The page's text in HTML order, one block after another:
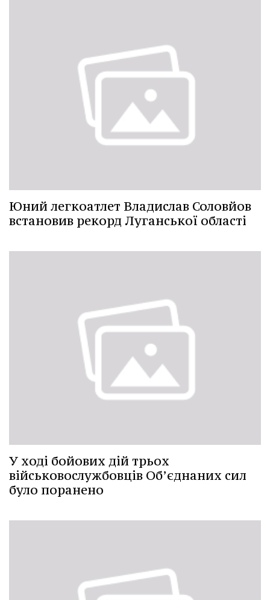
Юний легкоатлет Владислав Соловйов
встановив рекорд Луганської області
У ході бойових дій трьох
військовослужбовців Об’єднаних сил
було поранено